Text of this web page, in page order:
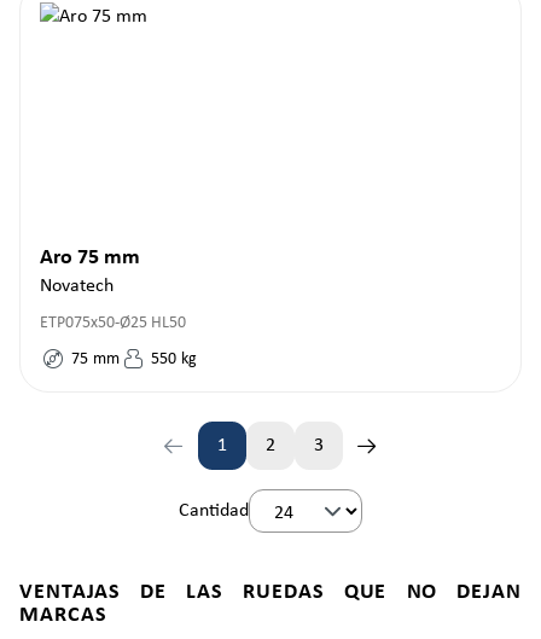
Aro 75 mm
Novatech
ETP075x50-Ø25 HL50
75 mm 550 kg
Página
1 2
Página
3
Cantidad
VENTAJAS DE LAS RUEDAS QUE NO DEJAN
MARCAS